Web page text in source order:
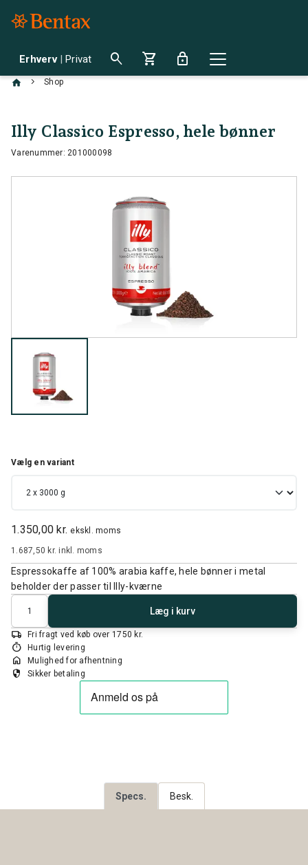
Erhverv | Privat search shopping_cart lock
chevron_right Shop
Illy Classico Espresso, hele bønner
Varenummer: 201000098
1.350,00 kr. ekskl. moms
1.687,50 kr.inkl. moms
Vælg en variant
Espressokaffe af 100% arabia kaffe, hele bønner i metal
beholder der passer til Illy-kværne
Antal
Læg i kurv
local_shipping Fri fragt ved køb over 1750 kr.
timer Hurtig levering
home Mulighed for afhentning
security Sikker betaling
Specs. Besk.